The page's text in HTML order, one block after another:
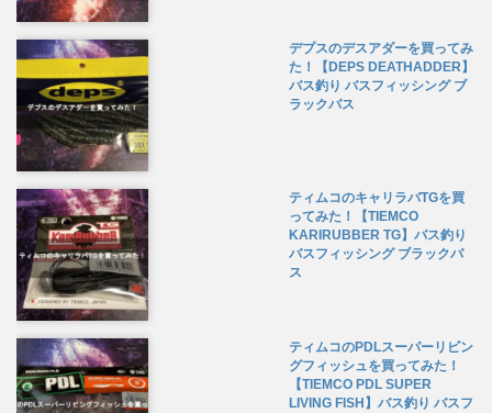
デプスのデスアダーを買ってみ
た！【DEPS DEATHADDER】
バス釣り バスフィッシング ブ
ラックバス
ティムコのキャリラバTGを買
ってみた！【TIEMCO
KARIRUBBER TG】バス釣り
バスフィッシング ブラックバ
ス
ティムコのPDLスーパーリビン
グフィッシュを買ってみた！
【TIEMCO PDL SUPER
LIVING FISH】バス釣り バスフ